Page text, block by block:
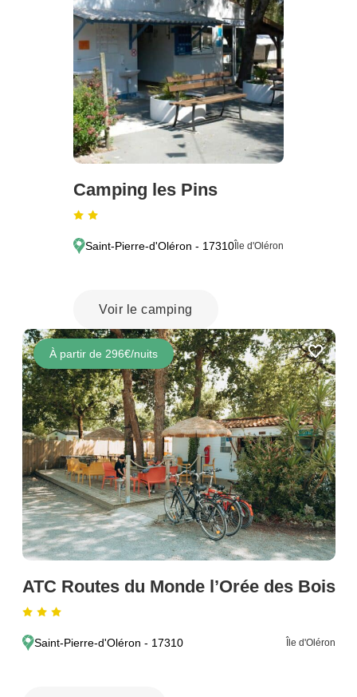
Camping les Pins
Saint-Pierre-d'Oléron - 17310Île d'Oléron
Voir le camping
À partir de 296€/nuits
ATC Routes du Monde l’Orée des Bois
Saint-Pierre-d'Oléron - 17310 Île d'Oléron